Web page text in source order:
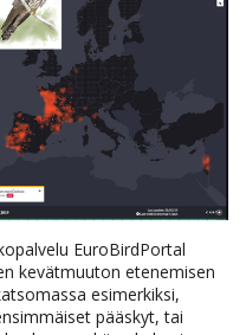
EuroBirdPortal
kevätmuuton etenemisen
esimerkiksi,
pääskyt, tai